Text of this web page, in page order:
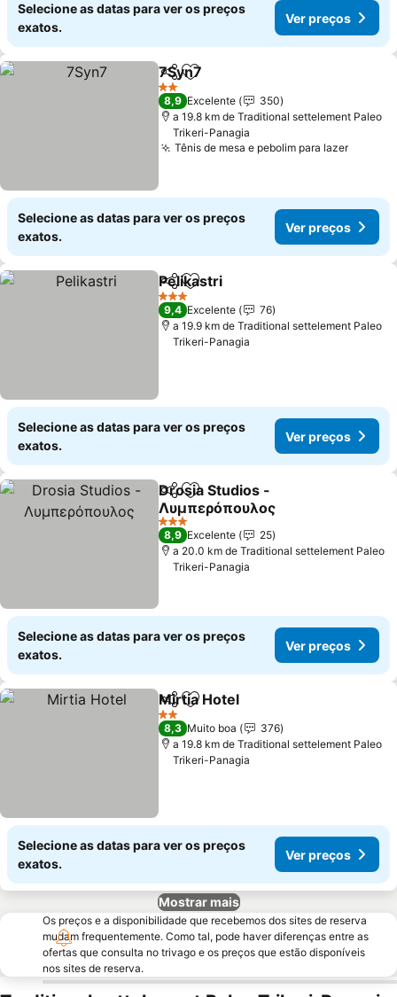
Selecione as datas para ver os preços
exatos.
Ver preços
PartilharAdicionar aos favoritos
7Syn7
2 Estrelas
8,9 Excelente
350
a 19.8 km de Traditional settelement Paleo
Trikeri-Panagia
Tênis de mesa e pebolim para lazer
Selecione as datas para ver os preços
exatos.
Ver preços
PartilharAdicionar aos favoritos
Pelikastri
3 Estrelas
9,4 Excelente
76
a 19.9 km de Traditional settelement Paleo
Trikeri-Panagia
Selecione as datas para ver os preços
exatos.
Ver preços
PartilharAdicionar aos favoritos
Drosia Studios -
Λυμπερόπουλος
3 Estrelas
8,9 Excelente
25
a 20.0 km de Traditional settelement Paleo
Trikeri-Panagia
Selecione as datas para ver os preços
exatos.
Ver preços
PartilharAdicionar aos favoritos
Mirtia Hotel
2 Estrelas
8,3 Muito boa
376
a 19.8 km de Traditional settelement Paleo
Trikeri-Panagia
Selecione as datas para ver os preços
exatos.
Ver preços
Mostrar mais
Os preços e a disponibilidade que recebemos dos sites de reserva
mudam frequentemente. Como tal, pode haver diferenças entre as
ofertas que consulta no trivago e os preços que estão disponíveis
nos sites de reserva.